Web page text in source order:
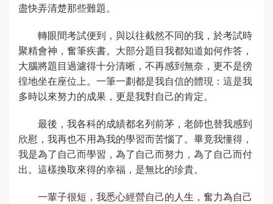
盡快弄清楚那些難題。
轉眼間考試便到，與以往截然不同的我，於考試時
聚精會神，奮筆疾書。大部分題目我都知道如何作答，
大腦將題目過濾得十分清晰，不再感到無奈，更不是徬
徨地坐在座位上。一筆一劃都是我自信的體現：這是我
多時以來努力的成果，更是我對自己的肯定。
最後，我各科的成績都名列前茅，老師也替我感到
欣慰，我再也不用為我的學習而苦惱了。畢竟我懂得，
我是為了自己而學習，為了自己而努力，為了自己而付
出。這樣換取來得的幸福，是無比的珍貴。
一輩子很短，我悉心經營自己的人生，奮力為自己